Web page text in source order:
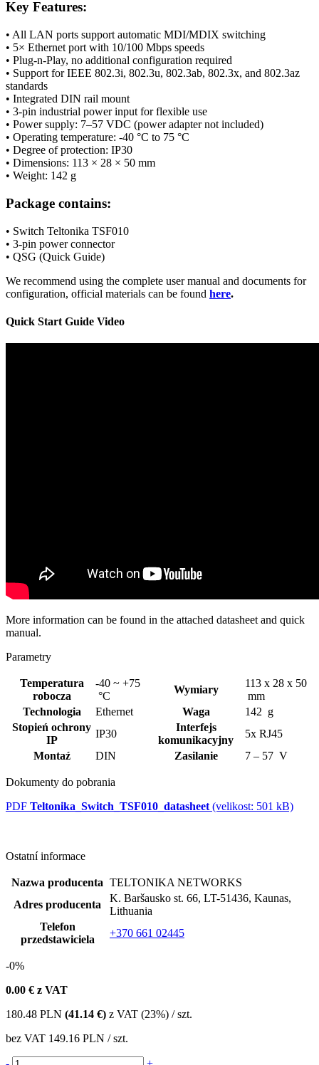
Key Features:
• All LAN ports support automatic MDI/MDIX switching
• 5× Ethernet port with 10/100 Mbps speeds
• Plug-n-Play, no additional configuration required
• Support for IEEE 802.3i, 802.3u, 802.3ab, 802.3x, and 802.3az
standards
• Integrated DIN rail mount
• 3-pin industrial power input for flexible use
• Power supply: 7–57 VDC (power adapter not included)
• Operating temperature: -40 °C to 75 °C
• Degree of protection: IP30
• Dimensions: 113 × 28 × 50 mm
• Weight: 142 g
Package contains:
• Switch Teltonika TSF010
• 3-pin power connector
• QSG (Quick Guide)
We recommend using the complete user manual and documents for
configuration, official materials can be found here.
Quick Start Guide Video
More information can be found in the attached datasheet and quick
manual.
Parametry
Temperatura
robocza
-40 ~ +75
°C
Wymiary
113 x 28 x 50
mm
Technologia
Ethernet Waga
142 g
Stopień ochrony
IP
IP30
Interfejs
komunikacyjny
5x RJ45
Montaź
DIN Zasilanie 7 – 57 V
Dokumenty do pobrania
PDF Teltonika_Switch_TSF010_datasheet (velikost: 501 kB)
Ostatní informace
Nazwa producenta TELTONIKA NETWORKS
Adres producenta
K. Baršausko st. 66, LT-51436, Kaunas,
Lithuania
Telefon
przedstawiciela
+370 661 02445
-0%
0.00 € z VAT
180.48 PLN (41.14 €) z VAT (23%) / szt.
bez VAT 149.16 PLN / szt.